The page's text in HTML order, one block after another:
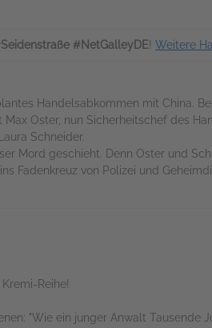
#NetGalleyDE! Weitere
Handelsabkommen mit China.
Oster, nun Sicherheitschef des
Schneider.
Mord geschieht. Denn Oster und
Fadenkreuz von Polizei und
Reihe!
"Wie ein junger Anwalt Tausende